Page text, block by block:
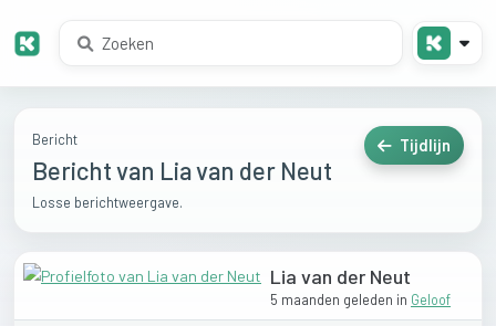
Bericht
Bericht van Lia van der Neut
Losse berichtweergave.
Tijdlijn
Lia van der Neut
5 maanden geleden in Geloof